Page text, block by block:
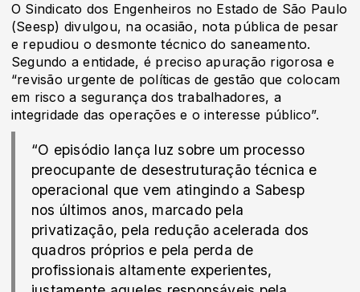
O Sindicato dos Engenheiros no Estado de São Paulo
(Seesp) divulgou, na ocasião, nota pública de pesar
e repudiou o desmonte técnico do saneamento.
Segundo a entidade, é preciso apuração rigorosa e
“revisão urgente de políticas de gestão que colocam
em risco a segurança dos trabalhadores, a
integridade das operações e o interesse público”.
“O episódio lança luz sobre um processo
preocupante de desestruturação técnica e
operacional que vem atingindo a Sabesp
nos últimos anos, marcado pela
privatização, pela redução acelerada dos
quadros próprios e pela perda de
profissionais altamente experientes,